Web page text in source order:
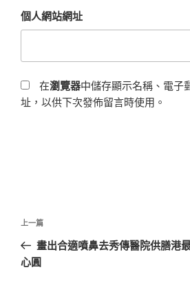
個人網站網址
在瀏覽器中儲存顯示名稱、電子
址，以供下次發佈留言時使用。
文
導
覽
上
一
篇
上一篇
畫出合適噴鼻去秀傳醫院供膳港
心圓